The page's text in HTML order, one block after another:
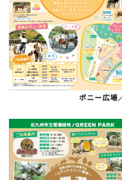
ポニー広場